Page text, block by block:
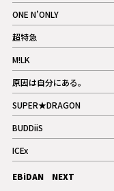
記事
ONE N’ONLY
記事
超特急
記事
M!LK
記事
原因は自分にある。
記事
SUPER★DRAGON
記事
BUDDiiS
記事
ICEx
記事
EBiDAN NEXT